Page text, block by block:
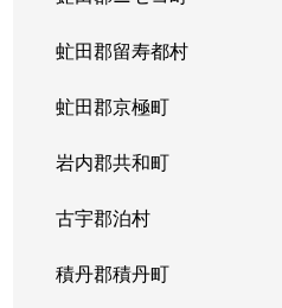
虻田郡留寿都村
虻田郡京極町
岩内郡共和町
古宇郡泊村
積丹郡積丹町